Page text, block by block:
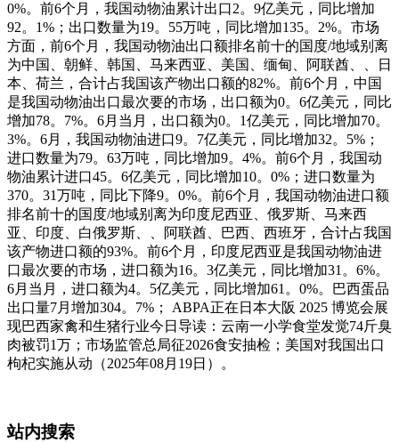
0%。前6个月，我国动物油累计出口2。9亿美元，同比增加
92。1%；出口数量为19。55万吨，同比增加135。2%。市场
方面，前6个月，我国动物油出口额排名前十的国度/地域别离
为中国、朝鲜、韩国、马来西亚、美国、缅甸、阿联酋、、日
本、荷兰，合计占我国该产物出口额的82%。前6个月，中国
是我国动物油出口最次要的市场，出口额为0。6亿美元，同比
增加78。7%。6月当月，出口额为0。1亿美元，同比增加70。
3%。6月，我国动物油进口9。7亿美元，同比增加32。5%；
进口数量为79。63万吨，同比增加9。4%。前6个月，我国动
物油累计进口45。6亿美元，同比增加10。0%；进口数量为
370。31万吨，同比下降9。0%。前6个月，我国动物油进口额
排名前十的国度/地域别离为印度尼西亚、俄罗斯、马来西
亚、印度、白俄罗斯、、阿联酋、巴西、西班牙，合计占我国
该产物进口额的93%。前6个月，印度尼西亚是我国动物油进
口最次要的市场，进口额为16。3亿美元，同比增加31。6%。
6月当月，进口额为4。5亿美元，同比增加61。0%。巴西蛋品
出口量7月增加304。7%； ABPA正在日本大阪 2025 博览会展
现巴西家禽和生猪行业今日导读：云南一小学食堂发觉74斤臭
肉被罚1万；市场监管总局征2026食安抽检；美国对我国出口
枸杞实施从动（2025年08月19日）。
站内搜索